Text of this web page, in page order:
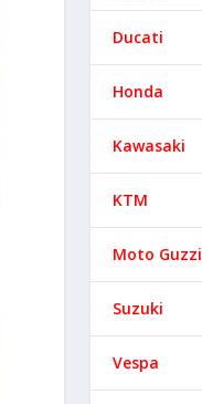
Ducati
Honda
Kawasaki
KTM
Moto Guzzi
Suzuki
Vespa